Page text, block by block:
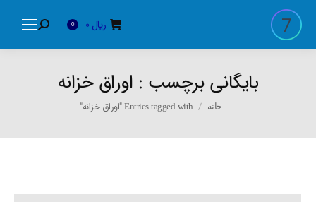
ریال 0
Search:
بایگانی برچسب : اوراق خزانه
You are here:
خانه Entries tagged with "اوراق خزانه"